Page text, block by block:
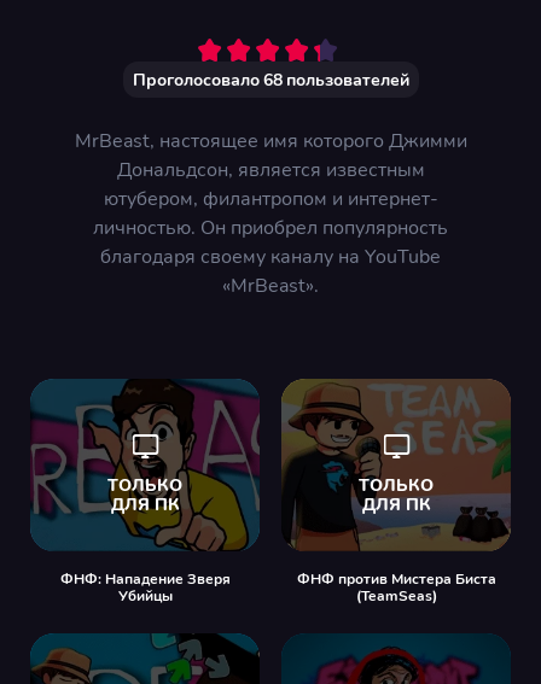
Проголосовало68 пользователей
MrBeast, настоящее имя которого Джимми
Дональдсон, является известным
ютубером, филантропом и интернет-
личностью. Он приобрел популярность
благодаря своему каналу на YouTube
«MrBeast».
ФНФ: Нападение Зверя
Убийцы
ФНФ против Мистера Биста
(TeamSeas)